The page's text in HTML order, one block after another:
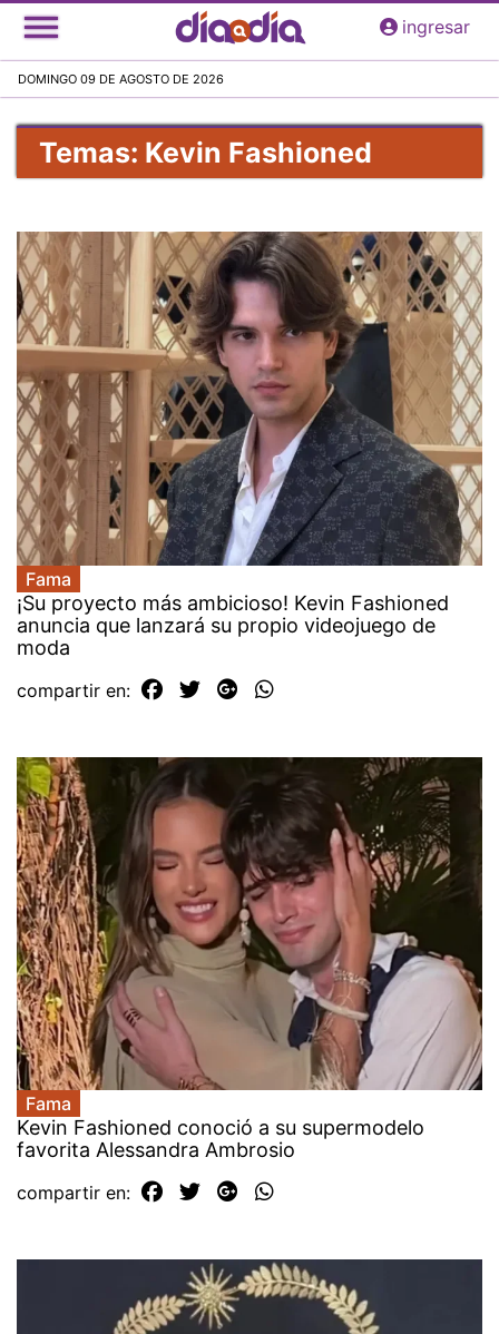
Pasar
al
principal
ingresar
DOMINGO 09 DE AGOSTO DE 2026
Temas: Kevin Fashioned
Fama
¡Su proyecto más ambicioso! Kevin Fashioned
anuncia que lanzará su propio videojuego de
moda
compartir en:
Fama
Kevin Fashioned conoció a su supermodelo
favorita Alessandra Ambrosio
compartir en: